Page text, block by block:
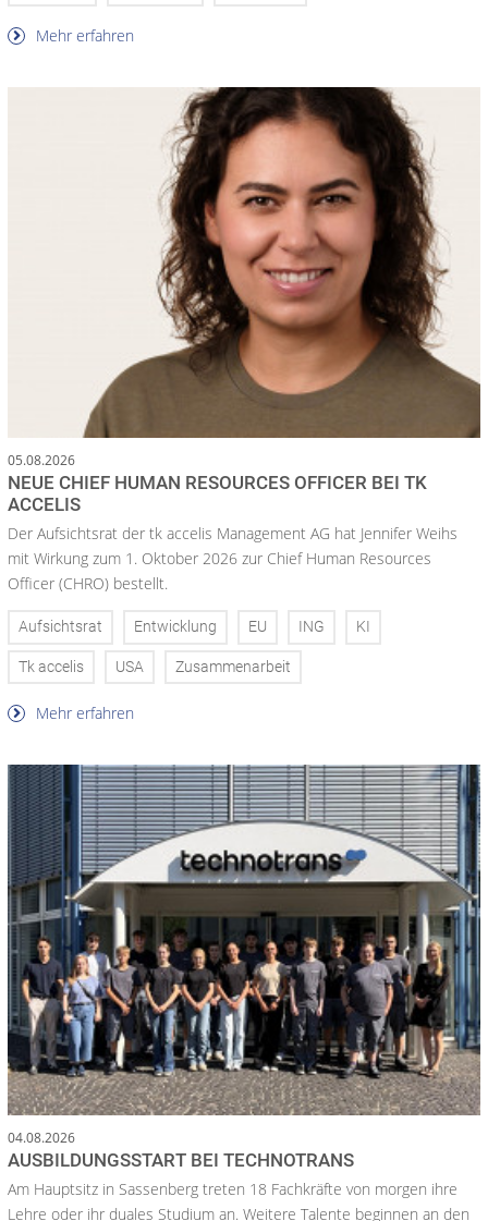
Mehr erfahren
05.08.2026
NEUE CHIEF HUMAN RESOURCES OFFICER BEI TK
ACCELIS
Der Aufsichtsrat der tk accelis Management AG hat Jennifer Weihs
mit Wirkung zum 1. Oktober 2026 zur Chief Human Resources
Officer (CHRO) bestellt.
Aufsichtsrat Entwicklung EU ING KI
Tk accelis USA Zusammenarbeit
Mehr erfahren
04.08.2026
AUSBILDUNGSSTART BEI TECHNOTRANS
Am Hauptsitz in Sassenberg treten 18 Fachkräfte von morgen ihre
Lehre oder ihr duales Studium an. Weitere Talente beginnen an den